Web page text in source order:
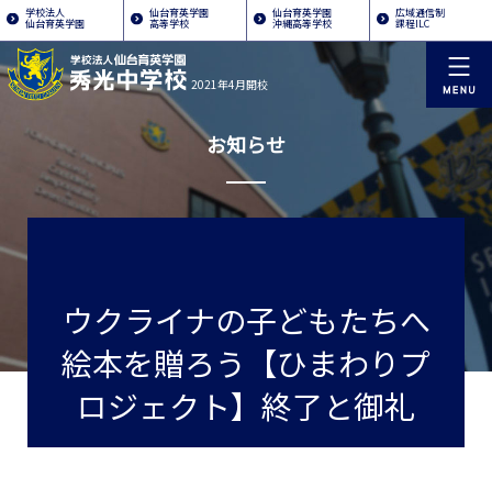
学校法人
仙台育英学園
仙台育英学園
高等学校
仙台育英学園
沖縄高等学校
広域通信制
課程ILC
2021年4月開校
お知らせ
ウクライナの子どもたちへ
絵本を贈ろう【ひまわりプ
ロジェクト】終了と御礼